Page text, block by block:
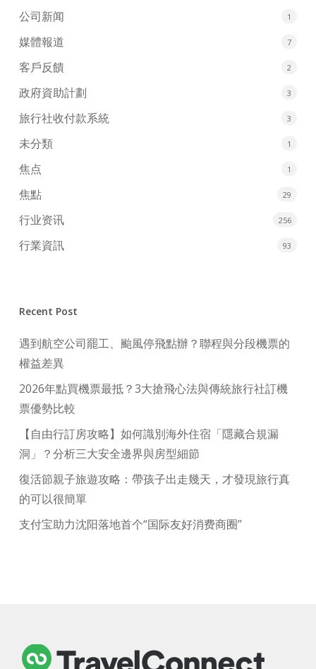
公司新闻 1
媒體報道 7
客戶反饋 2
政府資助計劃 3
旅行社收付款系統 3
未分類 1
焦点 1
焦點 29
行业资讯 256
行業資訊 93
Recent Post
遇到航空公司罷工、颱風停飛點辦？聯程與分段機票的
權益差異
2026年點買機票最抵？3大搶飛心法與傳統旅行社訂機
票優勢比較
【自由行訂房攻略】如何識別海外住宿「隱藏合規漏
洞」？分析三大安全邊界與房型細節
復活節親子旅遊攻略：帶孩子出走幾天，才發現旅行真
的可以很簡單
支付宝助力沈阳落地首个“国际友好消费商圈”